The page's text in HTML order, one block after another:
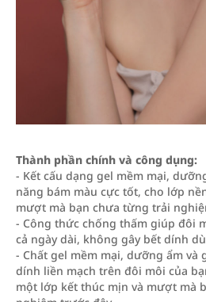
Thành phần chính và công dụng:
- Kết cấu dạng gel mềm mại,
năng bám màu cực tốt, cho lớp
mượt mà bạn chưa từng trải
- Công thức chống thấm giúp đôi
cả ngày dài, không gây bết dính
- Chất gel mềm mại, dưỡng ẩm
dính liền mạch trên đôi môi của
một lớp kết thúc mịn và mượt mà